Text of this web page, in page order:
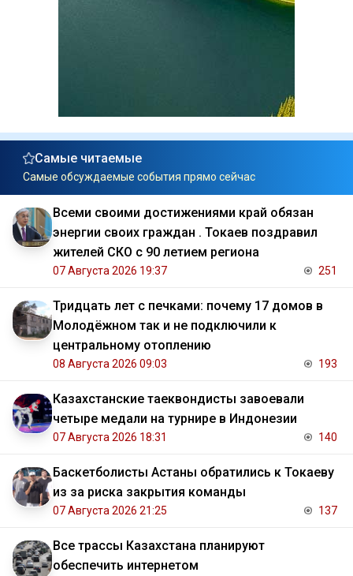
Самые читаемые
Самые обсуждаемые события прямо сейчас
Всеми своими достижениями край обязан
энергии своих граждан . Токаев поздравил
жителей СКО с 90 летием региона
07 Августа 2026 19:37 251
Тридцать лет с печками: почему 17 домов в
Молодёжном так и не подключили к
центральному отоплению
08 Августа 2026 09:03 193
Казахстанские таеквондисты завоевали
четыре медали на турнире в Индонезии
07 Августа 2026 18:31 140
Баскетболисты Астаны обратились к Токаеву
из за риска закрытия команды
07 Августа 2026 21:25 137
Все трассы Казахстана планируют
обеспечить интернетом